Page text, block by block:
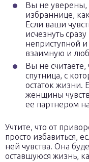
Вы не уверены,
избраннице,
Если ваши
исчезнуть
неприступной и
взаимную и
Вы не
спутница, с
остаток жизни.
женщины
ее партнером
Учтите, что от
просто избавиться,
ней чувства. Она
оставшуюся жизнь,